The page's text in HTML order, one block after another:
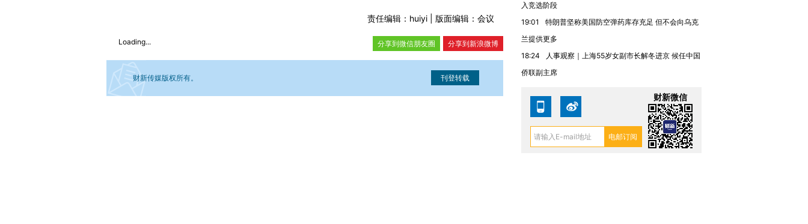
责任编辑：huiyi | 版面编辑：会议
Loading... 分享到新浪微博
分享到微信朋友圈
财新传媒版权所有。
入竞选阶段
19:01
特朗普坚称美国防空弹药库存充足 但不会向乌克
兰提供更多
18:24
人事观察｜上海55岁女副市长解冬进京 候任中国
侨联副主席
财新微信